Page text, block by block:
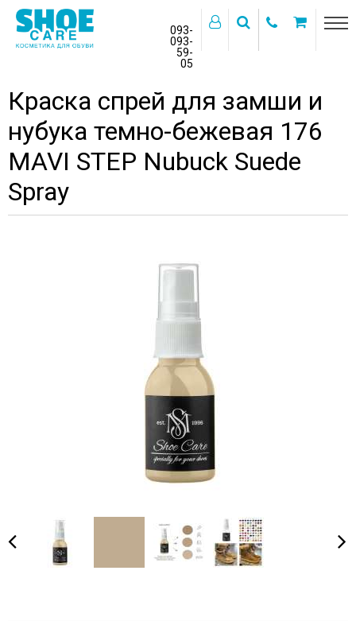
093-
093-
59-
05
Краска спрей для замши и
нубука темно-бежевая 176
MAVI STEP Nubuck Suede
Spray